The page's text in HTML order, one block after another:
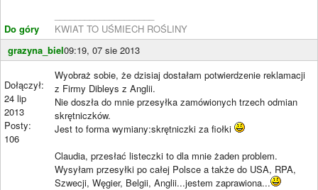
Do góry
KWIAT TO UŚMIECH ROŚLINY
grazyna_biel09:19, 07 sie 2013
Dołączył:
24 lip
2013
Posty:
106
Wyobraż sobie, że dzisiaj dostałam potwierdzenie reklamacji
z Firmy Dibleys z Anglii.
Nie doszła do mnie przesyłka zamówionych trzech odmian
skrętniczków.
Jest to forma wymiany:skrętniczki za fiołki
Claudia, przesłać listeczki to dla mnie żaden problem.
Wysyłam przesyłki po całej Polsce a także do USA, RPA,
Szwecji, Węgier, Belgii, Anglii...jestem zaprawiona...